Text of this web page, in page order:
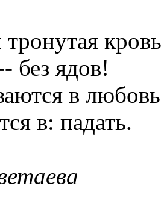
кровь
без ядов!
в
в: падать.